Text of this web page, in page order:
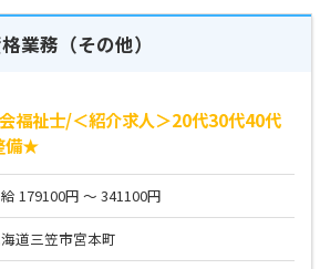
業務（その他）
福祉士/＜紹介求人＞20代30代40代
備★
179100円 ～ 341100円
道三笠市宮本町